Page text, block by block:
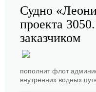
Судно
проекта
заказчиком
пополнит флот
внутренних водных